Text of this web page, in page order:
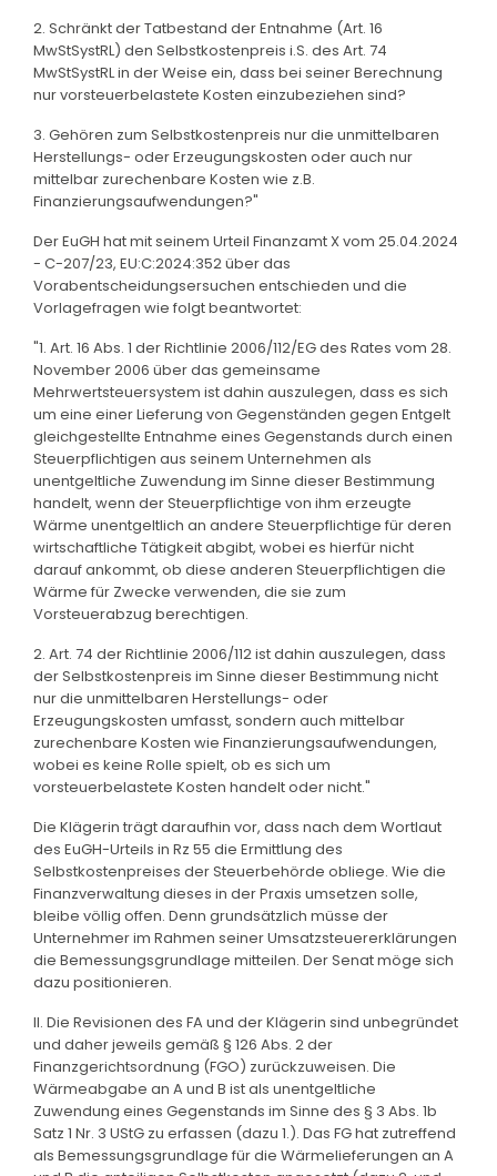
2. Schränkt der Tatbestand der Entnahme (Art. 16
MwStSystRL) den Selbstkostenpreis i.S. des Art. 74
MwStSystRL in der Weise ein, dass bei seiner Berechnung
nur vorsteuerbelastete Kosten einzubeziehen sind?
3. Gehören zum Selbstkostenpreis nur die unmittelbaren
Herstellungs- oder Erzeugungskosten oder auch nur
mittelbar zurechenbare Kosten wie z.B.
Finanzierungsaufwendungen?"
Der EuGH hat mit seinem Urteil Finanzamt X vom 25.04.2024
- C-207/23, EU:C:2024:352 über das
Vorabentscheidungsersuchen entschieden und die
Vorlagefragen wie folgt beantwortet:
"1. Art. 16 Abs. 1 der Richtlinie 2006/112/EG des Rates vom 28.
November 2006 über das gemeinsame
Mehrwertsteuersystem ist dahin auszulegen, dass es sich
um eine einer Lieferung von Gegenständen gegen Entgelt
gleichgestellte Entnahme eines Gegenstands durch einen
Steuerpflichtigen aus seinem Unternehmen als
unentgeltliche Zuwendung im Sinne dieser Bestimmung
handelt, wenn der Steuerpflichtige von ihm erzeugte
Wärme unentgeltlich an andere Steuerpflichtige für deren
wirtschaftliche Tätigkeit abgibt, wobei es hierfür nicht
darauf ankommt, ob diese anderen Steuerpflichtigen die
Wärme für Zwecke verwenden, die sie zum
Vorsteuerabzug berechtigen.
2. Art. 74 der Richtlinie 2006/112 ist dahin auszulegen, dass
der Selbstkostenpreis im Sinne dieser Bestimmung nicht
nur die unmittelbaren Herstellungs- oder
Erzeugungskosten umfasst, sondern auch mittelbar
zurechenbare Kosten wie Finanzierungsaufwendungen,
wobei es keine Rolle spielt, ob es sich um
vorsteuerbelastete Kosten handelt oder nicht."
Die Klägerin trägt daraufhin vor, dass nach dem Wortlaut
des EuGH-Urteils in Rz 55 die Ermittlung des
Selbstkostenpreises der Steuerbehörde obliege. Wie die
Finanzverwaltung dieses in der Praxis umsetzen solle,
bleibe völlig offen. Denn grundsätzlich müsse der
Unternehmer im Rahmen seiner Umsatzsteuererklärungen
die Bemessungsgrundlage mitteilen. Der Senat möge sich
dazu positionieren.
II. Die Revisionen des FA und der Klägerin sind unbegründet
und daher jeweils gemäß § 126 Abs. 2 der
Finanzgerichtsordnung (FGO) zurückzuweisen. Die
Wärmeabgabe an A und B ist als unentgeltliche
Zuwendung eines Gegenstands im Sinne des § 3 Abs. 1b
Satz 1 Nr. 3 UStG zu erfassen (dazu 1.). Das FG hat zutreffend
als Bemessungsgrundlage für die Wärmelieferungen an A